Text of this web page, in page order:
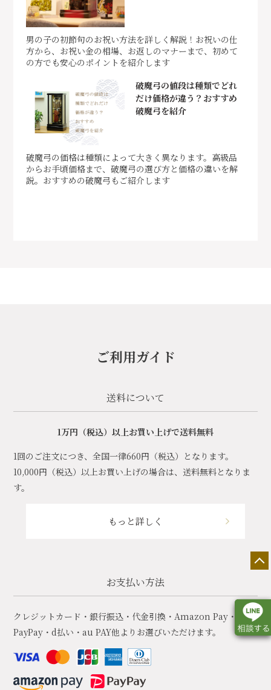
男の子の初節句のお祝い方法を詳しく解説！お祝いの仕
方から、お祝い金の相場、お返しのマナーまで、初めて
の方でも安心のポイントを紹介します
破魔弓の値段は種類でどれ
だけ価格が違う？おすすめ
破魔弓を紹介
破魔弓の価格は種類によって大きく異なります。高級品
からお手頃価格まで、破魔弓の選び方と価格の違いを解
説。おすすめの破魔弓もご紹介します
ご利用ガイド
送料について
1万円（税込）以上お買い上げで送料無料
1回のご注文につき、全国一律660円（税込）となります。
10,000円（税込）以上お買い上げの場合は、送料無料となりま
す。
もっと詳しく
お支払い方法
クレジットカード・銀行振込・代金引換・Amazon Pay・
PayPay・d払い・au PAY他よりお選びいただけます。
店舗一覧 展示会情報